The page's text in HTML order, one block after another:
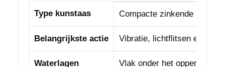
Type kunstaas Compacte zinkende
Belangrijkste actie Vibratie, lichtflitsen en een
Waterlagen Vlak onder het oppervlak,